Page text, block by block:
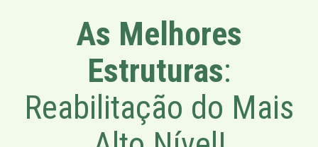
As Melhores
Estruturas:
Reabilitação do Mais